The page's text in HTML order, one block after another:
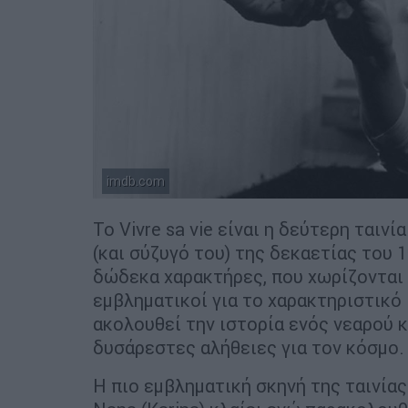
imdb.com
Το Vivre sa vie είναι η δεύτερη
(και σύζυγό του) της δεκαετίας του
δώδεκα χαρακτήρες, που
εμβληματικοί για το
ακολουθεί την ιστορία ενός νεαρού
δυσάρεστες αλήθειες για τον κόσμο.
Η πιο εμβληματική σκηνή της